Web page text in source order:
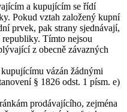
a kupujícím se řídí
Pokud vztah založený kupní
prvek, pak strany sjednávají,
republiky. Tímto nejsou
z obecně závazných
vázán žádnými
§ 1826 odst. 1 písm. e)
prodávajícího, zejména